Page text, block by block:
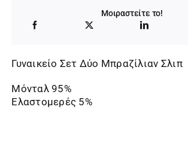
18,60 €.
είναι:
15,81 €.
Μοιραστείτε το!
Γυναικείο Σετ Δύο Μπραζίλιαν Σλιπ
Μόνταλ 95%
Ελαστομερές 5%